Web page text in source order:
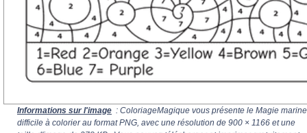
Informations sur l'image : ColoriageMagique vous présente le Magie marine
difficile à colorier au format PNG, avec une résolution de 900 × 1166 et une